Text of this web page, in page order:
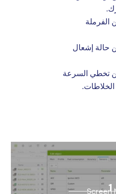
الفرملة
حالة إشعال
عن تخطي السرعة
الخلاطات.
1
Screen